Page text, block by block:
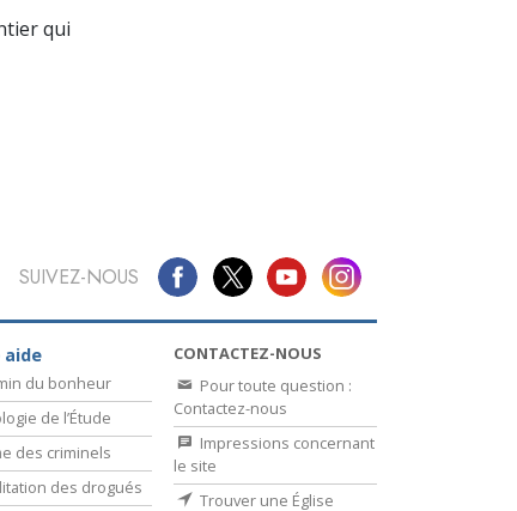
qui
SUIVEZ-NOUS
du bonheur
de l’Étude
des criminels
des drogués
CONTACTEZ-NOUS
Pour toute question :
Contactez-nous
Impressions concernant
le site
Trouver une Église